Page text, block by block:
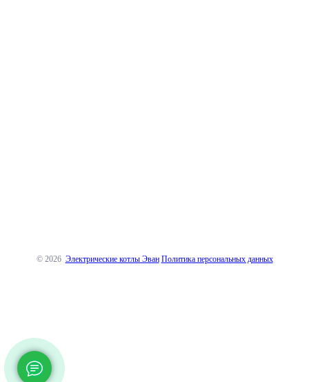
© 2026 Электрические котлы Эван Политика персональных данных